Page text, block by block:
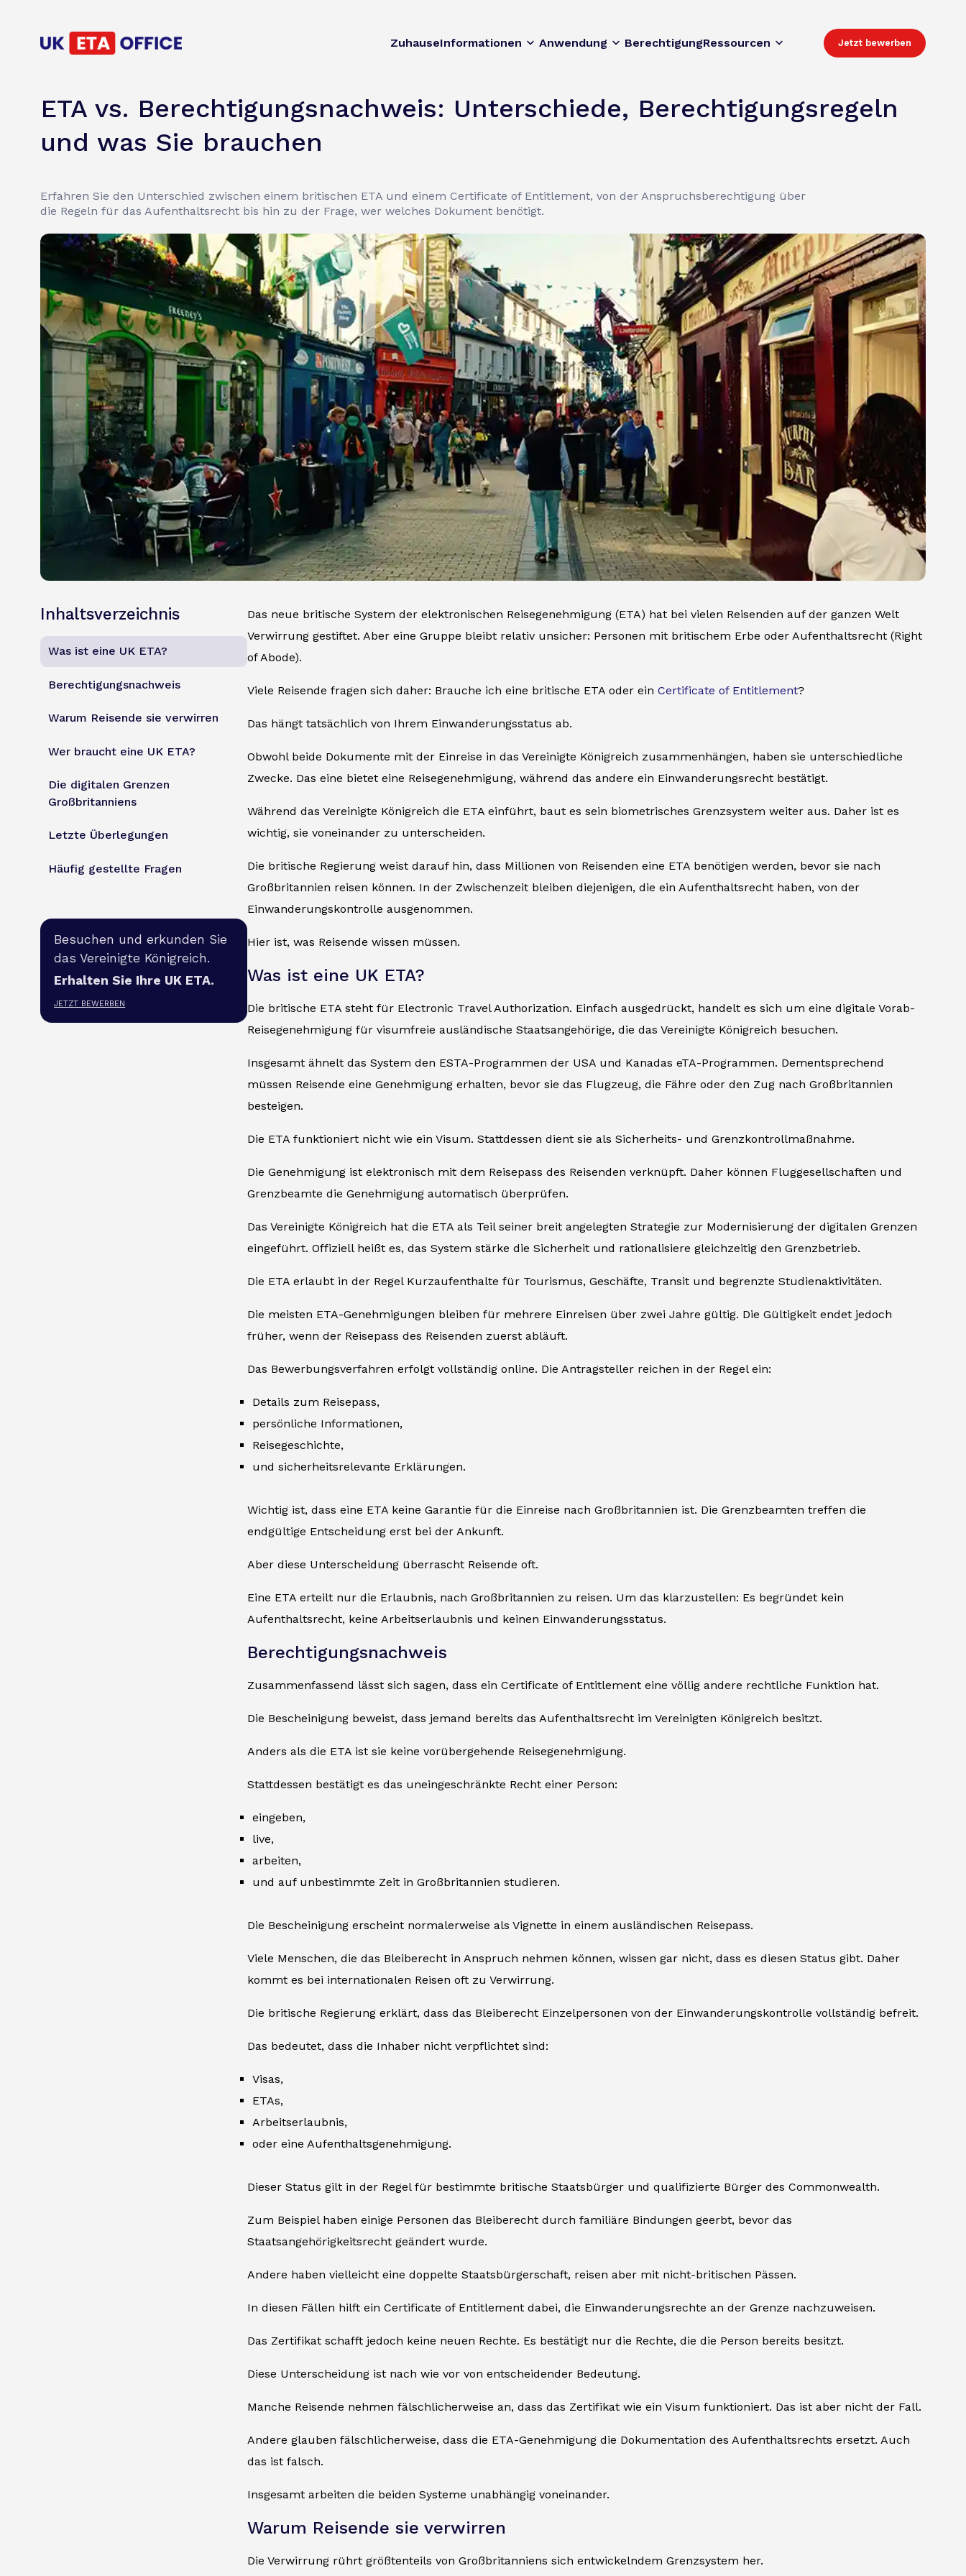
ZuhauseInformationen Anwendung BerechtigungRessourcen Jetzt bewerben
ETA vs. Berechtigungsnachweis: Unterschiede, Berechtigungsregeln
und was Sie brauchen
Erfahren Sie den Unterschied zwischen einem britischen ETA und einem Certificate of Entitlement, von der Anspruchsberechtigung über
die Regeln für das Aufenthaltsrecht bis hin zu der Frage, wer welches Dokument benötigt.
Inhaltsverzeichnis
Was ist eine UK ETA?
Berechtigungsnachweis
Warum Reisende sie verwirren
Wer braucht eine UK ETA?
Die digitalen Grenzen
Großbritanniens
Letzte Überlegungen
Häufig gestellte Fragen
Besuchen und erkunden Sie
das Vereinigte Königreich.
Erhalten Sie Ihre UK ETA.
JETZT BEWERBEN
Das neue britische System der elektronischen Reisegenehmigung (ETA) hat bei vielen Reisenden auf der ganzen Welt
Verwirrung gestiftet. Aber eine Gruppe bleibt relativ unsicher: Personen mit britischem Erbe oder Aufenthaltsrecht (Right
of Abode).
Viele Reisende fragen sich daher: Brauche ich eine britische ETA oder ein Certificate of Entitlement?
Das hängt tatsächlich von Ihrem Einwanderungsstatus ab.
Obwohl beide Dokumente mit der Einreise in das Vereinigte Königreich zusammenhängen, haben sie unterschiedliche
Zwecke. Das eine bietet eine Reisegenehmigung, während das andere ein Einwanderungsrecht bestätigt.
Während das Vereinigte Königreich die ETA einführt, baut es sein biometrisches Grenzsystem weiter aus. Daher ist es
wichtig, sie voneinander zu unterscheiden.
Die britische Regierung weist darauf hin, dass Millionen von Reisenden eine ETA benötigen werden, bevor sie nach
Großbritannien reisen können. In der Zwischenzeit bleiben diejenigen, die ein Aufenthaltsrecht haben, von der
Einwanderungskontrolle ausgenommen.
Hier ist, was Reisende wissen müssen.
Was ist eine UK ETA?
Die britische ETA steht für Electronic Travel Authorization. Einfach ausgedrückt, handelt es sich um eine digitale Vorab-
Reisegenehmigung für visumfreie ausländische Staatsangehörige, die das Vereinigte Königreich besuchen.
Insgesamt ähnelt das System den ESTA-Programmen der USA und Kanadas eTA-Programmen. Dementsprechend
müssen Reisende eine Genehmigung erhalten, bevor sie das Flugzeug, die Fähre oder den Zug nach Großbritannien
besteigen.
Die ETA funktioniert nicht wie ein Visum. Stattdessen dient sie als Sicherheits- und Grenzkontrollmaßnahme.
Die Genehmigung ist elektronisch mit dem Reisepass des Reisenden verknüpft. Daher können Fluggesellschaften und
Grenzbeamte die Genehmigung automatisch überprüfen.
Das Vereinigte Königreich hat die ETA als Teil seiner breit angelegten Strategie zur Modernisierung der digitalen Grenzen
eingeführt. Offiziell heißt es, das System stärke die Sicherheit und rationalisiere gleichzeitig den Grenzbetrieb.
Die ETA erlaubt in der Regel Kurzaufenthalte für Tourismus, Geschäfte, Transit und begrenzte Studienaktivitäten.
Die meisten ETA-Genehmigungen bleiben für mehrere Einreisen über zwei Jahre gültig. Die Gültigkeit endet jedoch
früher, wenn der Reisepass des Reisenden zuerst abläuft.
Das Bewerbungsverfahren erfolgt vollständig online. Die Antragsteller reichen in der Regel ein:
Details zum Reisepass,
persönliche Informationen,
Reisegeschichte,
und sicherheitsrelevante Erklärungen.
Wichtig ist, dass eine ETA keine Garantie für die Einreise nach Großbritannien ist. Die Grenzbeamten treffen die
endgültige Entscheidung erst bei der Ankunft.
Aber diese Unterscheidung überrascht Reisende oft.
Eine ETA erteilt nur die Erlaubnis, nach Großbritannien zu reisen. Um das klarzustellen: Es begründet kein
Aufenthaltsrecht, keine Arbeitserlaubnis und keinen Einwanderungsstatus.
Berechtigungsnachweis
Zusammenfassend lässt sich sagen, dass ein Certificate of Entitlement eine völlig andere rechtliche Funktion hat.
Die Bescheinigung beweist, dass jemand bereits das Aufenthaltsrecht im Vereinigten Königreich besitzt.
Anders als die ETA ist sie keine vorübergehende Reisegenehmigung.
Stattdessen bestätigt es das uneingeschränkte Recht einer Person:
eingeben,
live,
arbeiten,
und auf unbestimmte Zeit in Großbritannien studieren.
Die Bescheinigung erscheint normalerweise als Vignette in einem ausländischen Reisepass.
Viele Menschen, die das Bleiberecht in Anspruch nehmen können, wissen gar nicht, dass es diesen Status gibt. Daher
kommt es bei internationalen Reisen oft zu Verwirrung.
Die britische Regierung erklärt, dass das Bleiberecht Einzelpersonen von der Einwanderungskontrolle vollständig befreit.
Das bedeutet, dass die Inhaber nicht verpflichtet sind:
Visas,
ETAs,
Arbeitserlaubnis,
oder eine Aufenthaltsgenehmigung.
Dieser Status gilt in der Regel für bestimmte britische Staatsbürger und qualifizierte Bürger des Commonwealth.
Zum Beispiel haben einige Personen das Bleiberecht durch familiäre Bindungen geerbt, bevor das
Staatsangehörigkeitsrecht geändert wurde.
Andere haben vielleicht eine doppelte Staatsbürgerschaft, reisen aber mit nicht-britischen Pässen.
In diesen Fällen hilft ein Certificate of Entitlement dabei, die Einwanderungsrechte an der Grenze nachzuweisen.
Das Zertifikat schafft jedoch keine neuen Rechte. Es bestätigt nur die Rechte, die die Person bereits besitzt.
Diese Unterscheidung ist nach wie vor von entscheidender Bedeutung.
Manche Reisende nehmen fälschlicherweise an, dass das Zertifikat wie ein Visum funktioniert. Das ist aber nicht der Fall.
Andere glauben fälschlicherweise, dass die ETA-Genehmigung die Dokumentation des Aufenthaltsrechts ersetzt. Auch
das ist falsch.
Insgesamt arbeiten die beiden Systeme unabhängig voneinander.
Warum Reisende sie verwirren
Die Verwirrung rührt größtenteils von Großbritanniens sich entwickelndem Grenzsystem her.